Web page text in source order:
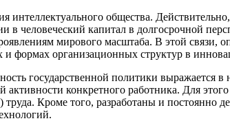
общества.
капитал в долгосрочной
мирового масштаба. В этой связи,
и формах организационных структур в
государственной политики выражается
активности конкретного работника. Для
Кроме того, разработаны и постоянно